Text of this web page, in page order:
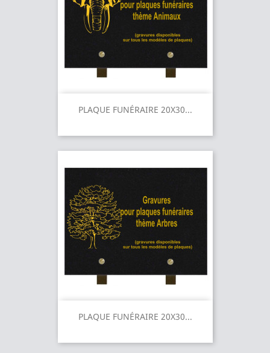
PLAQUE FUNÉRAIRE 20X30...
PLAQUE FUNÉRAIRE 20X30...